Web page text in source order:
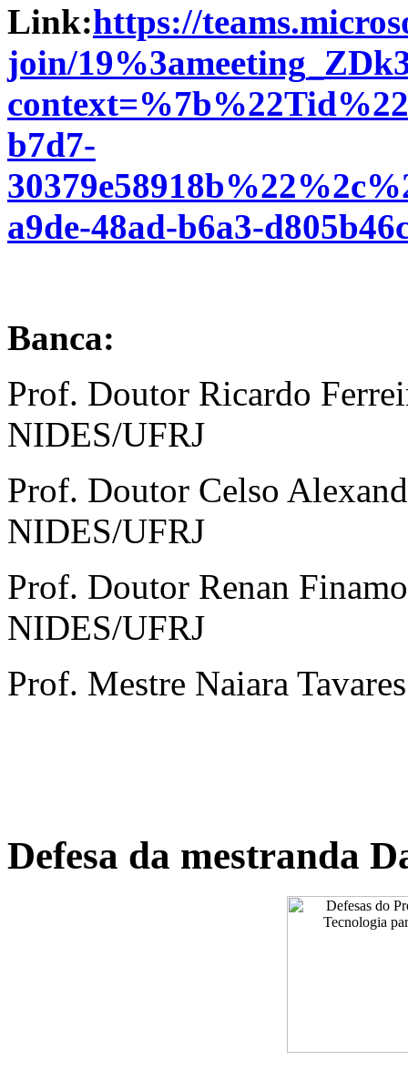
Link:https://
join/
b7d7-
a9de-48ad-b6a3-
Banca:
Prof. Doutor Ricardo
NIDES/UFRJ
Prof. Doutor Celso
NIDES/UFRJ
Prof. Doutor Renan
NIDES/UFRJ
Prof. Mestre Naiara
Defesa da mestranda